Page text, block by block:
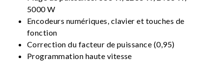
5000 W
Encodeurs numériques, clavier et touches de
fonction
Correction du facteur de puissance (0,95)
Programmation haute vitesse